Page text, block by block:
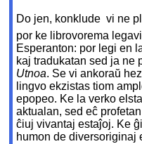
Do jen, konklude  vi ne
por ke librovorema
Esperanton: por legi en
kaj tradukatan sed ja ne
Utnoa. Se vi ankoraŭ
lingvo ekzistas tiom
epopeo. Ke la verko
aktualan, sed eĉ
ĉiuj vivantaj estaĵoj. Ke
humon de diversoriginaj